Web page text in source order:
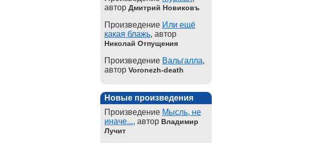
автор Дмитрий Новиковъ
Произведение Или ещё
какая блажь, автор
Николай Отпущения
Произведение Вальгалла,
автор Voronezh-death
Новые произведения
Произведение Мысль, не
иначе..., автор Владимир
Лучит